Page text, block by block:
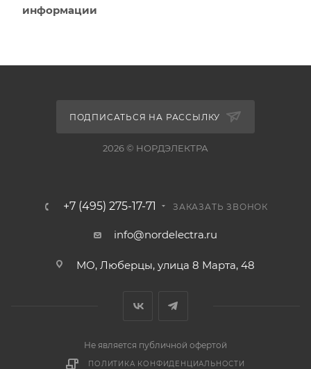
информации
ПОДПИСАТЬСЯ НА РАССЫЛКУ
2026 © НОРДЭЛЕКТРА
+7 (495) 275-17-71 ЗАКАЗАТЬ ЗВОНОК
info@nordelectra.ru
МО, Люберцы, улица 8 Марта, 48
Не является публичной офертой
ПОЛИТИКА КОНФИДЕНЦИАЛЬНОСТИ